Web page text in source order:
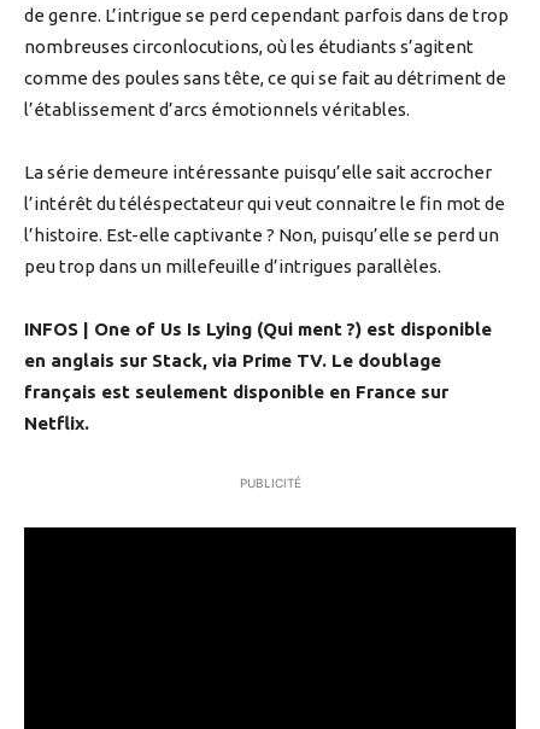
de genre. L’intrigue se perd cependant parfois dans de trop
nombreuses circonlocutions, où les étudiants s’agitent
comme des poules sans tête, ce qui se fait au détriment de
l’établissement d’arcs émotionnels véritables.
La série demeure intéressante puisqu’elle sait accrocher
l’intérêt du téléspectateur qui veut connaitre le fin mot de
l’histoire. Est-elle captivante ? Non, puisqu’elle se perd un
peu trop dans un millefeuille d’intrigues parallèles.
INFOS | One of Us Is Lying (Qui ment ?) est disponible
en anglais sur Stack, via Prime TV. Le doublage
français est seulement disponible en France sur
Netflix.
PUBLICITÉ